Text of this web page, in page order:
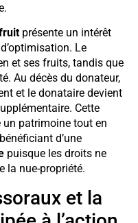
présente un intérêt
Le
et ses fruits, tandis que
Au décès du donateur,
et le donataire devient
Cette
patrimoine tout en
d’une
puisque les droits ne
la nue-propriété.
et la